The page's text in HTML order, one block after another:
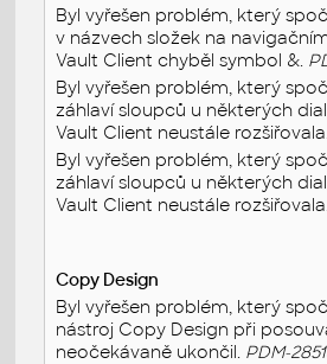
Byl vyřešen problém, který
v názvech složek na
Vault Client chyběl symbol &.
Byl vyřešen problém, který
záhlaví sloupců u některých
Vault Client neustále
Byl vyřešen problém, který
záhlaví sloupců u některých
Vault Client neustále
Copy Design
Byl vyřešen problém, který
nástroj Copy Design při
neočekávaně ukončil. PDM-